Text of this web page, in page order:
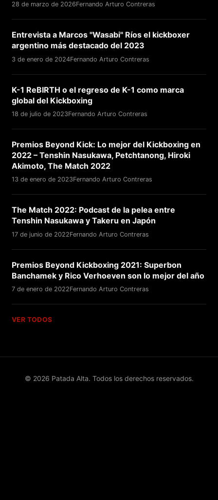
28 de marzo de 2026Fernando Arturo Contreras
Entrevista a Marcos "Wasabi" Ríos el kickboxer
argentino más destacado del 2023
3 de enero de 2024Fernando Arturo Contreras
K-1 ReBIRTH o el regreso de K-1 como marca
global del Kickboxing
18 de julio de 2023Fernando Arturo Contreras
Premios Beyond Kick: Lo mejor del Kickboxing en
2022 – Tenshin Nasukawa, Petchtanong, Hiroki
Akimoto, The Match 2022
13 de enero de 2023Fernando Arturo Contreras
The Match 2022: Podcast de la pelea entre
Tenshin Nasukawa y Takeru en Japón
17 de junio de 2022Fernando Arturo Contreras
Premios Beyond Kickboxing 2021: Superbon
Banchamek y Rico Verhoeven son lo mejor del año
7 de enero de 2022Fernando Arturo Contreras
VER TODOS
© 2026 Patada Alta. Todos los derechos reservados.